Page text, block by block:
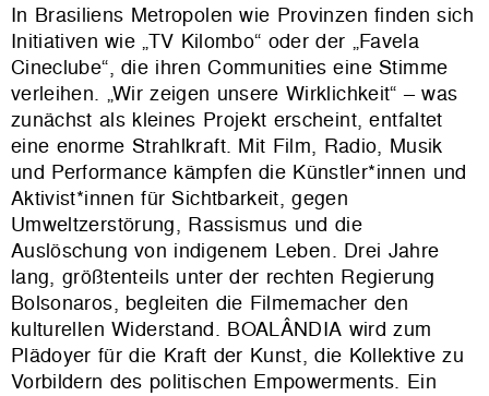
In Brasiliens Metropolen wie Provinzen finden sich
Initiativen wie „TV Kilombo“ oder der „Favela
Cineclube“, die ihren Communities eine Stimme
verleihen. „Wir zeigen unsere Wirklichkeit“ – was
zunächst als kleines Projekt erscheint, entfaltet
eine enorme Strahlkraft. Mit Film, Radio, Musik
und Performance kämpfen die Künstler*innen und
Aktivist*innen für Sichtbarkeit, gegen
Umweltzerstörung, Rassismus und die
Auslöschung von indigenem Leben. Drei Jahre
lang, größtenteils unter der rechten Regierung
Bolsonaros, begleiten die Filmemacher den
kulturellen Widerstand. BOALÂNDIA wird zum
Plädoyer für die Kraft der Kunst, die Kollektive zu
Vorbildern des politischen Empowerments. Ein